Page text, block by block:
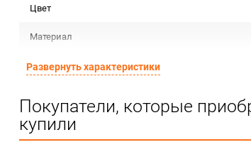
Цвет
Материал
Срок годности
Предназначение товара
Развернуть характеристики
Покупатели, которые
купили